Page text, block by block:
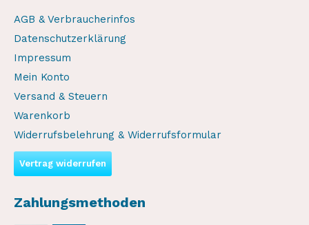
AGB & Verbraucherinfos
Datenschutzerklärung
Impressum
Mein Konto
Versand & Steuern
Warenkorb
Widerrufsbelehrung & Widerrufsformular
Vertrag widerrufen
Zahlungsmethoden